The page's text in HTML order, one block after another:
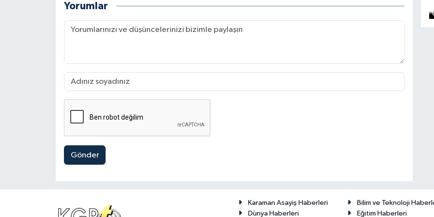
Yorumlar
Gönder
Karaman Asayiş Haberleri
Bilim ve Teknoloji
Dünya Haberleri
Eğitim Haberleri